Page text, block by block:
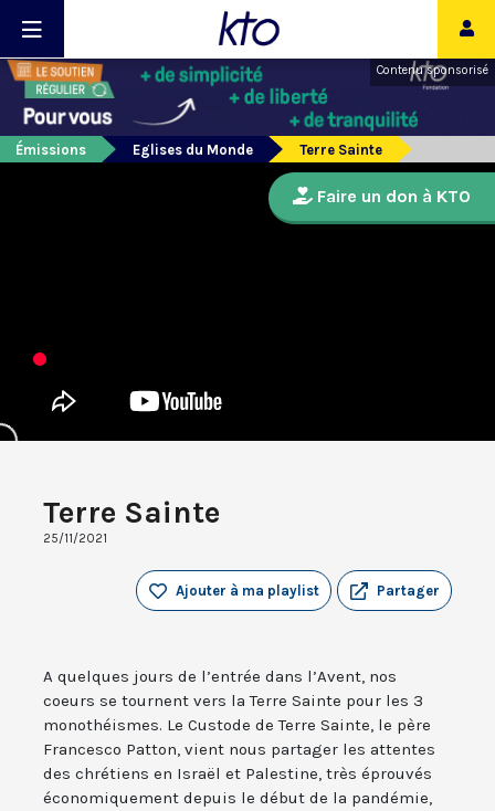
Contenu sponsorisé
Émissions Eglises du Monde Terre Sainte
Terre Sainte
25/11/2021
Partager
Ajouter à ma playlist
A quelques jours de l’entrée dans l’Avent, nos
coeurs se tournent vers la Terre Sainte pour les 3
monothéismes. Le Custode de Terre Sainte, le père
Francesco Patton, vient nous partager les attentes
des chrétiens en Israël et Palestine, très éprouvés
économiquement depuis le début de la pandémie,
Faire un don à KTO